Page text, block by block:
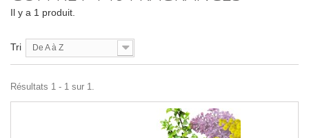
Il y a 1 produit.
Tri De A à Z
Résultats 1 - 1 sur 1.